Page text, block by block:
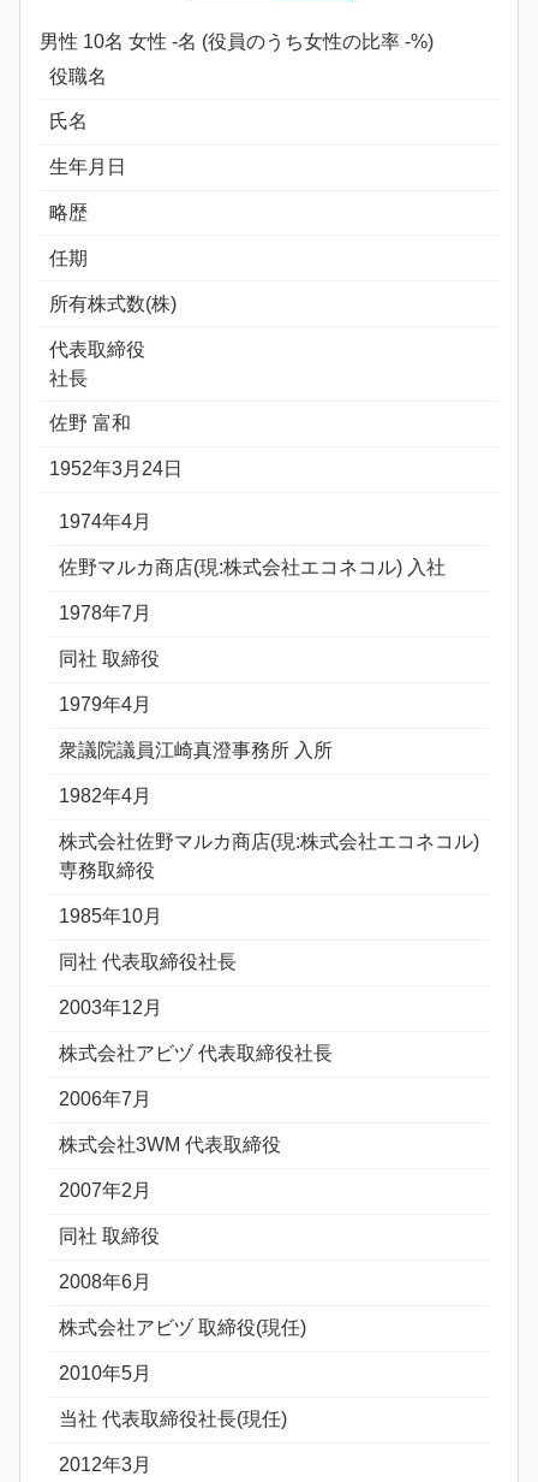
男性 10名 女性 -名 (役員のうち女性の比率 -%)
役職名
氏名
生年月日
略歴
任期
所有株式数(株)
代表取締役
社長
佐野 富和
1952年3月24日
1974年4月
佐野マルカ商店(現:株式会社エコネコル) 入社
1978年7月
同社 取締役
1979年4月
衆議院議員江崎真澄事務所 入所
1982年4月
株式会社佐野マルカ商店(現:株式会社エコネコル)
専務取締役
1985年10月
同社 代表取締役社長
2003年12月
株式会社アビヅ 代表取締役社長
2006年7月
株式会社3WM 代表取締役
2007年2月
同社 取締役
2008年6月
株式会社アビヅ 取締役(現任)
2010年5月
当社 代表取締役社長(現任)
2012年3月